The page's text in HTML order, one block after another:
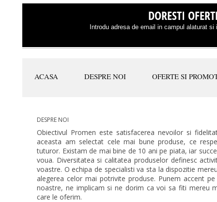
DORESTI
Introdu adresa de email in campul alaturat
ACASA DESPRE NOI OFERTE SI
DESPRE NOI
Obiectivul Promen este satisfacerea nevoilor si
aceasta am selectat cele mai bune produse, ce
tuturor. Existam de mai bine de 10 ani pe piata, iar
voua. Diversitatea si calitatea produselor definesc
voastre. O echipa de specialisti va sta la dispozitie
alegerea celor mai potrivite produse. Punem accent
noastre, ne implicam si ne dorim ca voi sa fiti mereu
care le oferim.